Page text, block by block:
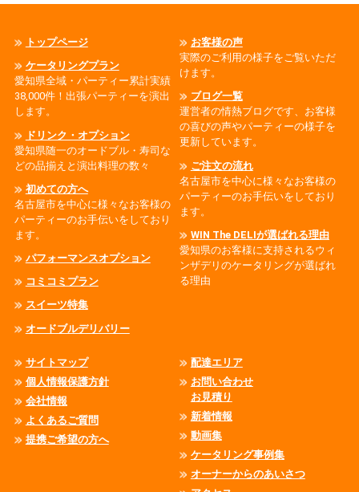
トップページ
ケータリングプラン
愛知県全域・パーティー累計実績
38,000件！出張パーティーを演出
します。
ドリンク・オプション
愛知県随一のオードブル・寿司な
どの品揃えと演出料理の数々
初めての方へ
名古屋市を中心に様々なお客様の
パーティーのお手伝いをしており
ます。
パフォーマンスオプション
コミコミプラン
スイーツ特集
オードブルデリバリー
お客様の声
実際のご利用の様子をご覧いただ
けます。
ブログ一覧
運営者の情熱ブログです、お客様
の喜びの声やパーティーの様子を
更新しています。
ご注文の流れ
名古屋市を中心に様々なお客様の
パーティーのお手伝いをしており
ます。
WIN The DELIが選ばれる理由
愛知県のお客様に支持されるウィ
ンザデリのケータリングが選ばれ
る理由
サイトマップ
個人情報保護方針
会社情報
よくあるご質問
提携ご希望の方へ
配達エリア
お問い合わせ
お見積り
新着情報
動画集
ケータリング事例集
オーナーからのあいさつ